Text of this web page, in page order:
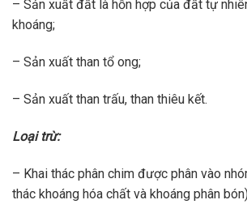
– Sản xuất đất là hỗn hợp của đất tự
khoáng;
– Sản xuất than tổ ong;
– Sản xuất than trấu, than thiêu kết.
Loại trừ:
– Khai thác phân chim được phân vào
thác khoáng hóa chất và khoáng phân